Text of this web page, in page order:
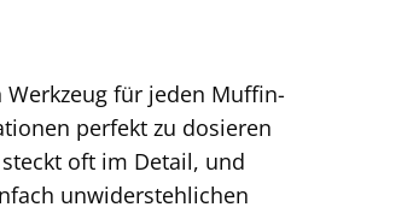
für jeden Muffin-
perfekt zu dosieren
oft im Detail, und
unwiderstehlichen